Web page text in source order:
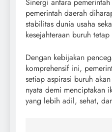
pemerintah daerah
stabilitas dunia usaha
kesejahteraan buruh
Dengan kebijakan
komprehensif ini,
setiap aspirasi buruh
nyata demi menciptakan
yang lebih adil, sehat,